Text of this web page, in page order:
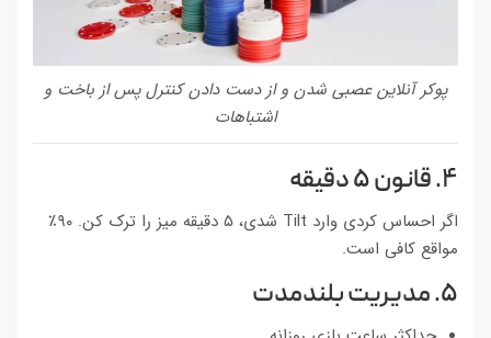
پوکر آنلاین عصبی شدن و از دست دادن کنترل پس از باخت و
اشتباهات
۴. قانون ۵ دقیقه
اگر احساس کردی وارد Tilt شدی، ۵ دقیقه میز را ترک کن. ۹۰٪
مواقع کافی است.
۵. مدیریت بلندمدت